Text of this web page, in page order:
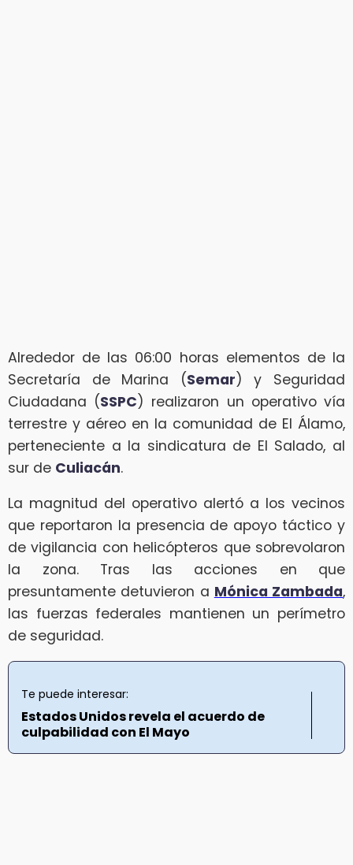
Alrededor de las 06:00 horas elementos de la
Secretaría de Marina (Semar) y Seguridad
Ciudadana (SSPC) realizaron un operativo vía
terrestre y aéreo en la comunidad de El Álamo,
perteneciente a la sindicatura de El Salado, al
sur de Culiacán.
La magnitud del operativo alertó a los vecinos
que reportaron la presencia de apoyo táctico y
de vigilancia con helicópteros que sobrevolaron
la zona. Tras las acciones en que
presuntamente detuvieron a Mónica Zambada,
las fuerzas federales mantienen un perímetro
de seguridad.
Te puede interesar:
Estados Unidos revela el acuerdo de
culpabilidad con El Mayo